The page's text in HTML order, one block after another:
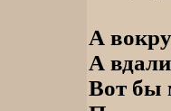
А
А
Вот бы